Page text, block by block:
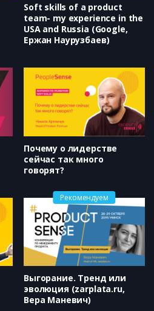
Soft skills of a product
team- my experience in the
USA and Russia (Google,
Ержан Наурузбаев)
Почему о лидерстве
сейчас так много
говорят?
Рекомендуем
Выгорание. Тренд или
эволюция (zarplata.ru​,
Вера Маневич)